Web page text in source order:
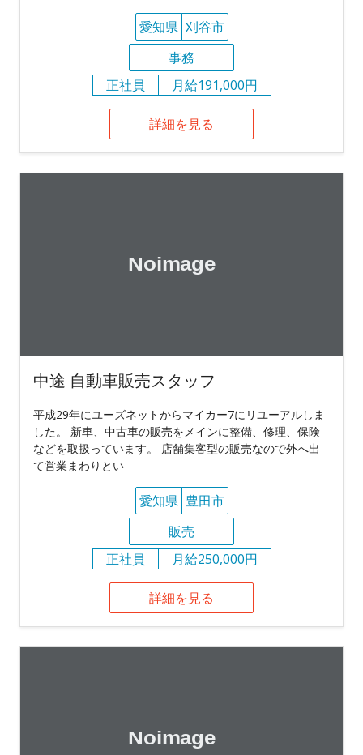
愛知県 刈谷市
事務
正社員
月給191,000円
詳細を見る
中途 自動車販売スタッフ
平成29年にユーズネットからマイカー7にリユーアルしま
した。 新車、中古車の販売をメインに整備、修理、保険
などを取扱っています。 店舗集客型の販売なので外へ出
て営業まわりとい
愛知県 豊田市
販売
正社員
月給250,000円
詳細を見る